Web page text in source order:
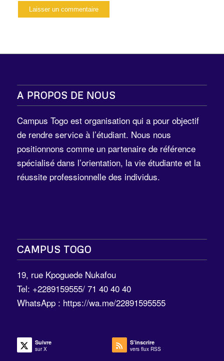
A PROPOS DE NOUS
Campus Togo est organisation qui a pour objectif
de rendre service à l’étudiant. Nous nous
positionnons comme un partenaire de référence
spécialisé dans l’orientation, la vie étudiante et la
réussite professionnelle des individus.
CAMPUS TOGO
19, rue Kpoguede Nukafou
Tel: +2289159555/ 71 40 40 40
WhatsApp : https://wa.me/22891595555
Suivre
sur X
S’inscrire
vers flux RSS